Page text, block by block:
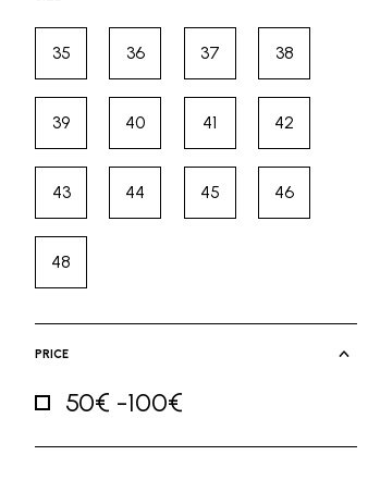
35Affiner par Size: 35
36Affiner par Size: 36
37Affiner par Size: 37
38Affiner par
39Affiner par Size: 39
40Affiner par Size: 40
41Affiner par Size: 41
42Affiner par
43Affiner par Size: 43
44Affiner par Size: 44
45Affiner par Size: 45
46Affiner par
48Affiner par Size: 48
PRICE
50€ -100€